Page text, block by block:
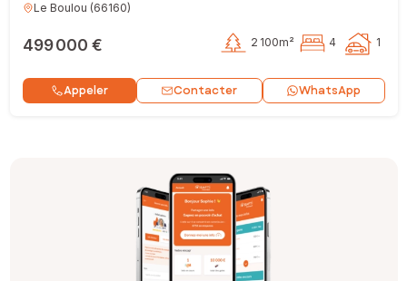
Le Boulou (66160)
499 000 € 2 100m² 4 1
Appeler Contacter WhatsApp